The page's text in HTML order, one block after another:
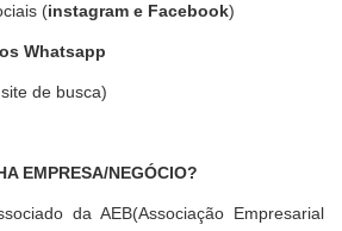
(instagram e Facebook)
Whatsapp
de busca)
EMPRESA/NEGÓCIO?
daAEB(Associação Empresarial